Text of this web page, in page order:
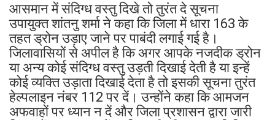
आसमान में संदिग्ध वस्तु दिखे तो तुरंत दे सूचना
उपायुक्त शांतनु शर्मा ने कहा कि जिला में धारा 163 के
तहत ड्रोन उड़ाए जाने पर पाबंदी लगाई गई है।
जिलावासियों से अपील है कि अगर आपके नजदीक ड्रोन
या अन्य कोई संदिग्ध वस्तु उड़ती दिखाई देती है या इन्हें
कोई व्यक्ति उड़ाता दिखाई देता है तो इसकी सूचना तुरंत
हेल्पलाइन नंबर 112 पर दें। उन्होंने कहा कि आमजन
अफवाहों पर ध्यान न दें और जिला प्रशासन द्वारा जारी